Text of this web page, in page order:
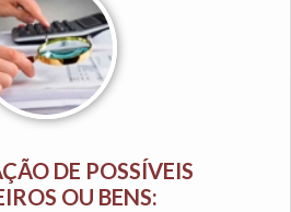
DE POSSÍVEIS
OU BENS: